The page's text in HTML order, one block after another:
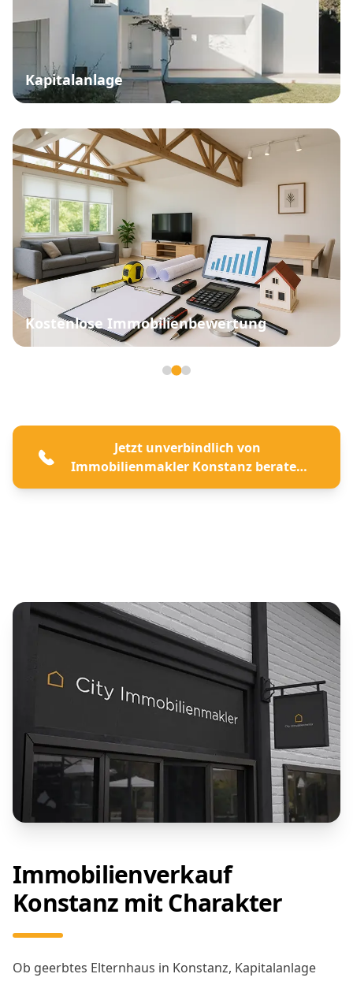
Kapitalanlage
Kostenlose Immobilienbewertung
Jetzt unverbindlich von
Immobilienmakler Konstanz beraten
lassen
Immobilienverkauf
Konstanz mit Charakter
Ob geerbtes Elternhaus in Konstanz, Kapitalanlage